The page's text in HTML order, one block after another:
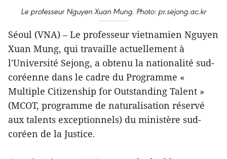
Le professeur Nguyen Xuan Mung. Photo: pr.sejong.ac.kr
Séoul (VNA) – Le professeur vietnamien Nguyen
Xuan Mung, qui travaille actuellement à
l'Université Sejong, a obtenu la nationalité sud-
coréenne dans le cadre du Programme «
Multiple Citizenship for Outstanding Talent »
(MCOT, programme de naturalisation réservé
aux talents exceptionnels) du ministère sud-
coréen de la Justice.